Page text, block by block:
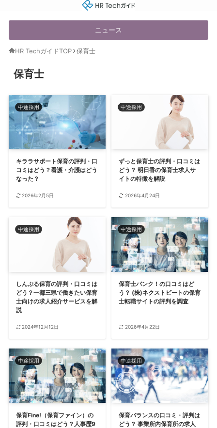
HR Techガイド
ニュース
HR TechガイドTOP 保育士
保育士
中途採用
キララサポート保育の評判・口
コミはどう？看護・介護はどう
なった？
2026年2月5日
中途採用
ずっと保育士の評判・口コミは
どう？ 明日香の保育士求人サ
イトの特徴を解説
2026年4月24日
中途採用
しんぷる保育の評判・口コミは
どう？一都三県で働きたい保育
士向けの求人紹介サービスを解
説
2024年12月12日
中途採用
保育士バンク！の口コミはど
う？ (株)ネクストビートの保育
士転職サイトの評判を調査
2026年4月22日
中途採用
保育Fine!（保育ファイン）の
評判・口コミはどう？人事歴9
中途採用
保育バランスの口コミ・評判は
どう？ 事業所内保育所の求人